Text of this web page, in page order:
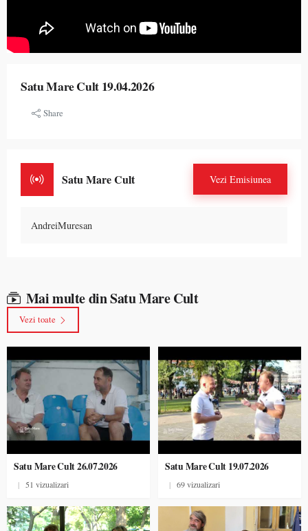
Satu Mare Cult 19.04.2026
Share
Satu Mare Cult Vezi Emisiunea
AndreiMuresan
Mai multe din Satu Mare Cult
Vezi toate
Satu Mare Cult 26.07.2026
| 51 vizualizari
Satu Mare Cult 19.07.2026
| 69 vizualizari